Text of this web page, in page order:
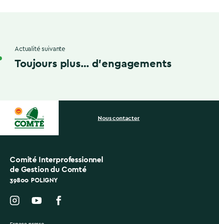
Actualité suivante
Toujours plus… d’engagements
Comité Interprofessionnel
de Gestion du Comté
39800 POLIGNY
Nous contacter